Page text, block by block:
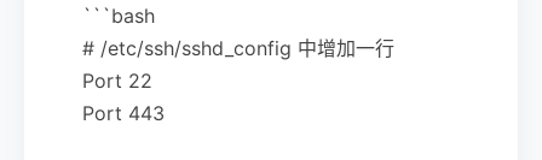
```bash
# /etc/ssh/sshd_config 中增加一行
Port 22
Port 443